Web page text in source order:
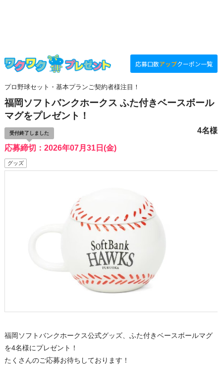
応募口数アップクーポン一覧
プロ野球セット・基本プランご契約者様注目！
福岡ソフトバンクホークス ふた付きベースボール
マグをプレゼント！
応募締切：2026年07月31日(金)
受付終了しました 4名様
グッズ
福岡ソフトバンクホークス公式グッズ、ふた付きベースボールマグ
を4名様にプレゼント！
たくさんのご応募お待ちしております！